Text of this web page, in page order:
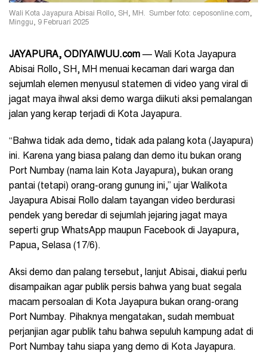
Wali Kota Jayapura Abisai Rollo, SH, MH. Sumber foto: ceposonline.com,
Minggu, 9 Februari 2025
JAYAPURA, ODIYAIWUU.com — Wali Kota Jayapura
Abisai Rollo, SH, MH menuai kecaman dari warga dan
sejumlah elemen menyusul statemen di video yang viral di
jagat maya ihwal aksi demo warga diikuti aksi pemalangan
jalan yang kerap terjadi di Kota Jayapura.
“Bahwa tidak ada demo, tidak ada palang kota (Jayapura)
ini. Karena yang biasa palang dan demo itu bukan orang
Port Numbay (nama lain Kota Jayapura), bukan orang
pantai (tetapi) orang-orang gunung ini,” ujar Walikota
Jayapura Abisai Rollo dalam tayangan video berdurasi
pendek yang beredar di sejumlah jejaring jagat maya
seperti grup WhatsApp maupun Facebook di Jayapura,
Papua, Selasa (17/6).
Aksi demo dan palang tersebut, lanjut Abisai, diakui perlu
disampaikan agar publik persis bahwa yang buat segala
macam persoalan di Kota Jayapura bukan orang-orang
Port Numbay. Pihaknya mengatakan, sudah membuat
perjanjian agar publik tahu bahwa sepuluh kampung adat di
Port Numbay tahu siapa yang demo di Kota Jayapura.